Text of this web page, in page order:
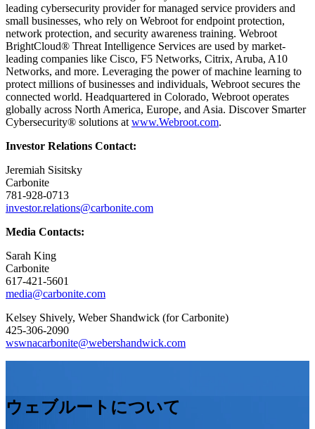
leading cybersecurity provider for managed service providers and
small businesses, who rely on Webroot for endpoint protection,
network protection, and security awareness training. Webroot
BrightCloud® Threat Intelligence Services are used by market-
leading companies like Cisco, F5 Networks, Citrix, Aruba, A10
Networks, and more. Leveraging the power of machine learning to
protect millions of businesses and individuals, Webroot secures the
connected world. Headquartered in Colorado, Webroot operates
globally across North America, Europe, and Asia. Discover Smarter
Cybersecurity® solutions at www.Webroot.com.
Investor Relations Contact:
Jeremiah Sisitsky
Carbonite
781-928-0713
investor.relations@carbonite.com
Media Contacts:
Sarah King
Carbonite
617-421-5601
media@carbonite.com
Kelsey Shively, Weber Shandwick (for Carbonite)
425-306-2090
wswnacarbonite@webershandwick.com
ウェブルートについて